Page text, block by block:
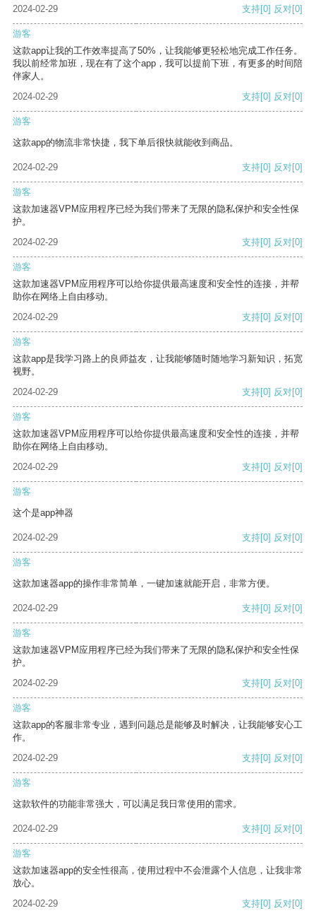
2024-02-29 支持[0] 反对[0]
游客
这款app让我的工作效率提高了50%，让我能够更轻松地完成工作任务。
我以前经常加班，现在有了这个app，我可以提前下班，有更多的时间陪
伴家人。
2024-02-29
支持[0] 反对[0]
游客
这款app的物流非常快捷，我下单后很快就能收到商品。
2024-02-29 支持[0] 反对[0]
游客
这款加速器VPM应用程序已经为我们带来了无限的隐私保护和安全性保
护。
2024-02-29
支持[0] 反对[0]
游客
这款加速器VPM应用程序可以给你提供最高速度和安全性的连接，并帮
助你在网络上自由移动。
2024-02-29
支持[0] 反对[0]
游客
这款app是我学习路上的良师益友，让我能够随时随地学习新知识，拓宽
视野。
2024-02-29
支持[0] 反对[0]
游客
这款加速器VPM应用程序可以给你提供最高速度和安全性的连接，并帮
助你在网络上自由移动。
2024-02-29
支持[0] 反对[0]
游客
这个是app神器
2024-02-29 支持[0] 反对[0]
游客
这款加速器app的操作非常简单，一键加速就能开启，非常方便。
2024-02-29 支持[0] 反对[0]
游客
这款加速器VPM应用程序已经为我们带来了无限的隐私保护和安全性保
护。
2024-02-29
支持[0] 反对[0]
游客
这款app的客服非常专业，遇到问题总是能够及时解决，让我能够安心工
作。
2024-02-29
支持[0] 反对[0]
游客
这款软件的功能非常强大，可以满足我日常使用的需求。
2024-02-29 支持[0] 反对[0]
游客
这款加速器app的安全性很高，使用过程中不会泄露个人信息，让我非常
放心。
2024-02-29
支持[0] 反对[0]